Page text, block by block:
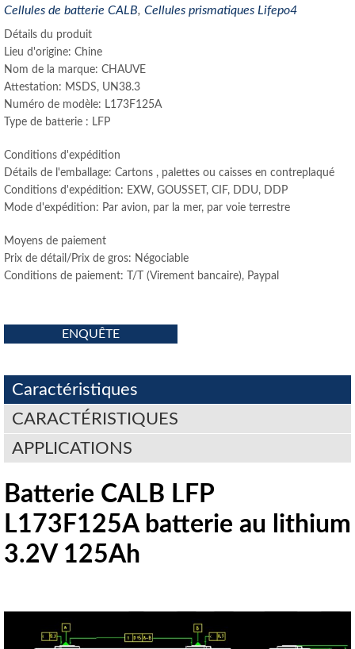
Cellules de batterie CALB, Cellules prismatiques Lifepo4
Détails du produit
Lieu d'origine: Chine
Nom de la marque: CHAUVE
Attestation: MSDS, UN38.3
Numéro de modèle: L173F125A
Type de batterie : LFP
Conditions d'expédition
Détails de l'emballage: Cartons , palettes ou caisses en contreplaqué
Conditions d'expédition: EXW, GOUSSET, CIF, DDU, DDP
Mode d'expédition: Par avion, par la mer, par voie terrestre
Moyens de paiement
Prix ​​de détail/Prix de gros: Négociable
Conditions de paiement: T/T (Virement bancaire), Paypal
ENQUÊTE
Caractéristiques
CARACTÉRISTIQUES
APPLICATIONS
Batterie CALB LFP
L173F125A batterie au lithium
3.2V 125Ah